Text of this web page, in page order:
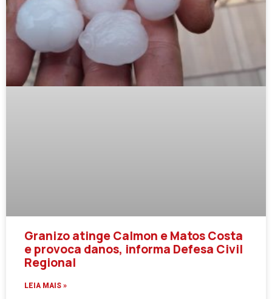
Granizo atinge Calmon e Matos Costa
e provoca danos, informa Defesa Civil
Regional
LEIA MAIS »